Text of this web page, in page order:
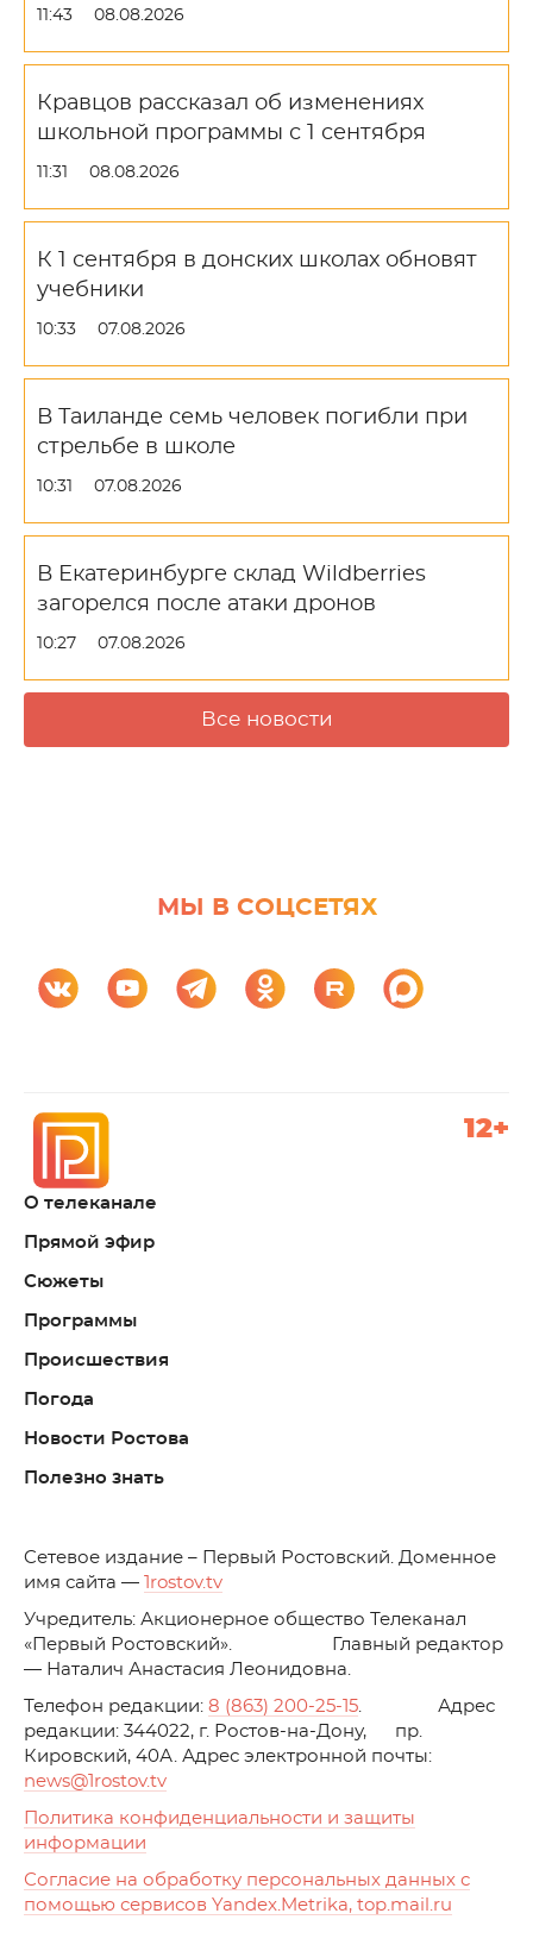
11:43 08.08.2026
Кравцов рассказал об изменениях
школьной программы с 1 сентября
11:31 08.08.2026
К 1 сентября в донских школах обновят
учебники
10:33 07.08.2026
В Таиланде семь человек погибли при
стрельбе в школе
10:31 07.08.2026
В Екатеринбурге склад Wildberries
загорелся после атаки дронов
10:27 07.08.2026
Все новости
МЫ В СОЦСЕТЯХ
О телеканале
Прямой эфир
Сюжеты
Программы
Происшествия
Погода
Новости Ростова
Полезно знать
12+
Cетевое издание – Первый Ростовский. Доменное
имя сайта —
1rostov.tv
Учредитель: Акционерное общество Телеканал
«Первый Ростовский». Главный редактор
— Наталич Анастасия Леонидовна.
Телефон редакции: 8 (863) 200-25-15 . Адрес
редакции: 344022, г. Ростов-на-Дону, пр.
Кировский, 40А. Адрес электронной почты:
news@1rostov.tv
Политика конфиденциальности и защиты
информации
Согласие на обработку персональных данных с
помощью сервисов Yandex.Metrika, top.mail.ru